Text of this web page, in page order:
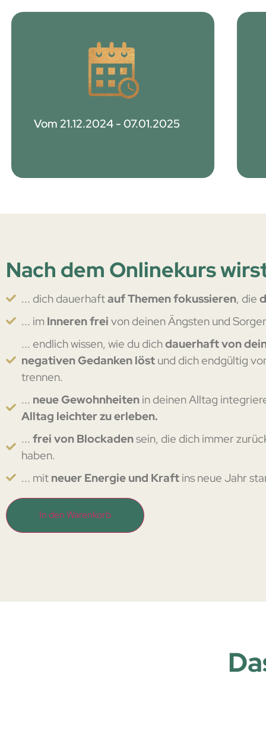
Vom 21.12.2024 - 07.01.2025
Nach dem Onlinekurs
... dich dauerhaftauf Themen fokussieren, die
... im Inneren freivon deinen Ängsten und
... endlich wissen, wie du dichdauerhaft von
negativen Gedanken löstund dich endgültig
trennen.
... neue Gewohnheitenin deinen Alltag
Alltag leichter zu erleben.
...frei von Blockadensein, die dich immer
haben.
... mitneuer Energie und Kraftins neue Jahr
In den Warenkorb